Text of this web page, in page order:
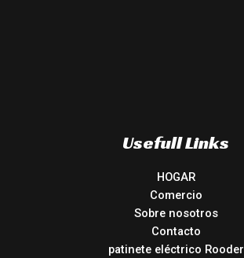
Usefull Links
HOGAR
Comercio
Sobre nosotros
Contacto
patinete eléctrico Rooder